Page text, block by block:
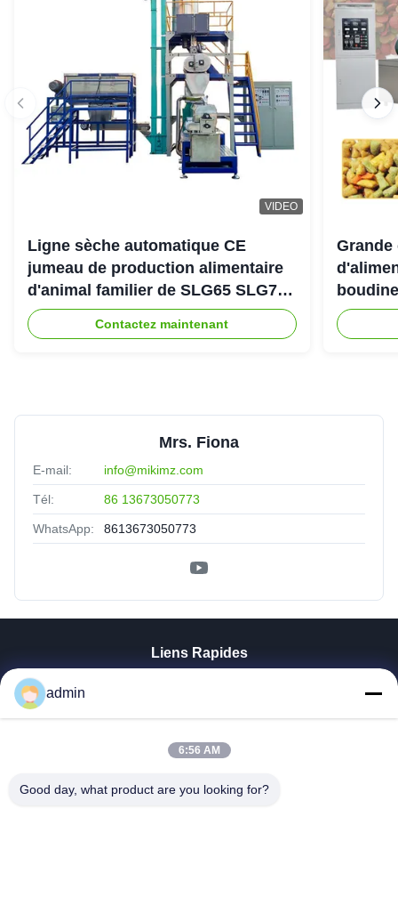
VIDEO
Ligne sèche automatique CE
jumeau de production alimentaire
d'animal familier de SLG65 SLG70
de boudineuse à vis de parallèle
Contactez maintenant
sortie
Mrs. Fiona
E-mail: info@mikimz.com
Tél: 86 13673050773
WhatsApp: 8613673050773
Liens Rapides
A Propos De Nous
Contrôle De La Qualité
admin
6:56 AM
Good day, what product are you looking for?